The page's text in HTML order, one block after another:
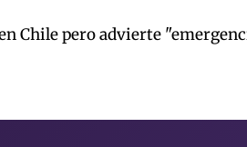
Chile pero advierte